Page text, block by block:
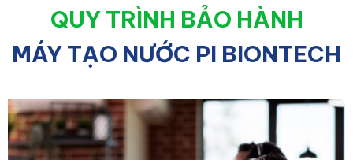
QUY TRÌNH BẢO HÀNH
MÁY TẠO NƯỚC PI BIONTECH